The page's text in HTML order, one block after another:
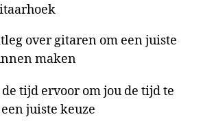
over gitaren om een juiste
maken
tijd ervoor om jou de tijd te
juiste keuze